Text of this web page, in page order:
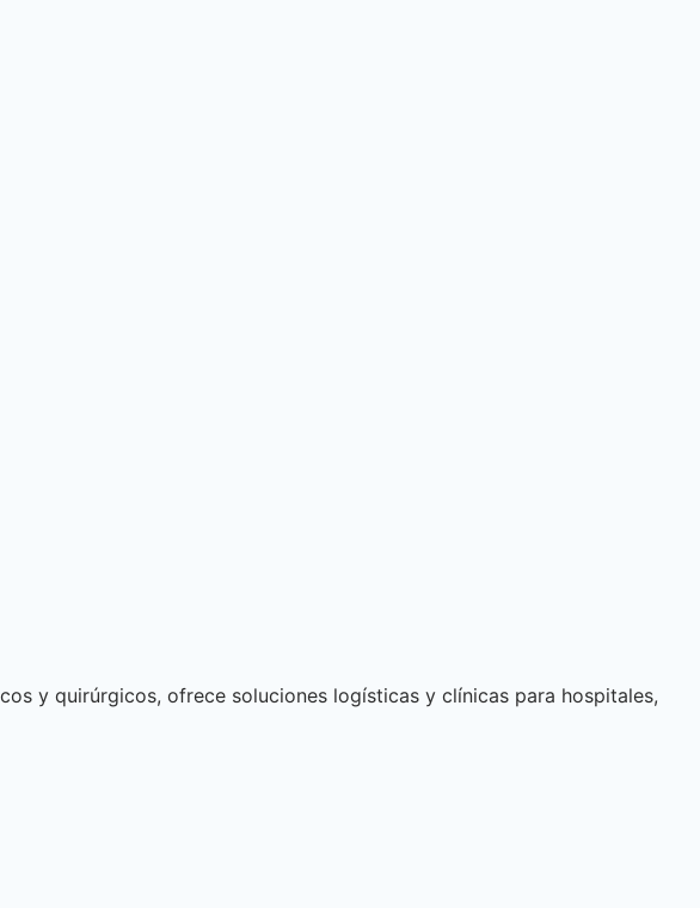
y quirúrgicos, ofrece soluciones logísticas y clínicas para hospitales,